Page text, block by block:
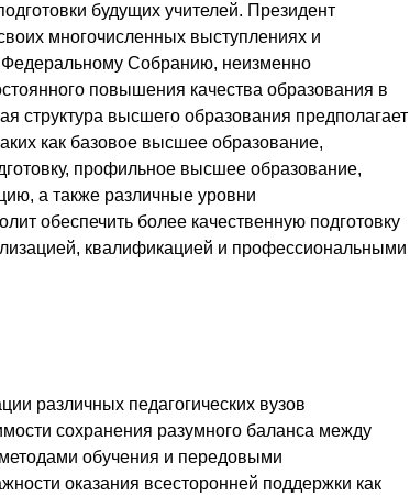
будущих учителей. Президент
многочисленных выступлениях и
Собранию, неизменно
повышения качества образования в
структура высшего образования предполагает
как базовое высшее образование,
профильное высшее образование,
а также различные уровни
обеспечить более качественную подготовку
квалификацией и профессиональными
различных педагогических вузов
сохранения разумного баланса между
обучения и передовыми
оказания всесторонней поддержки как